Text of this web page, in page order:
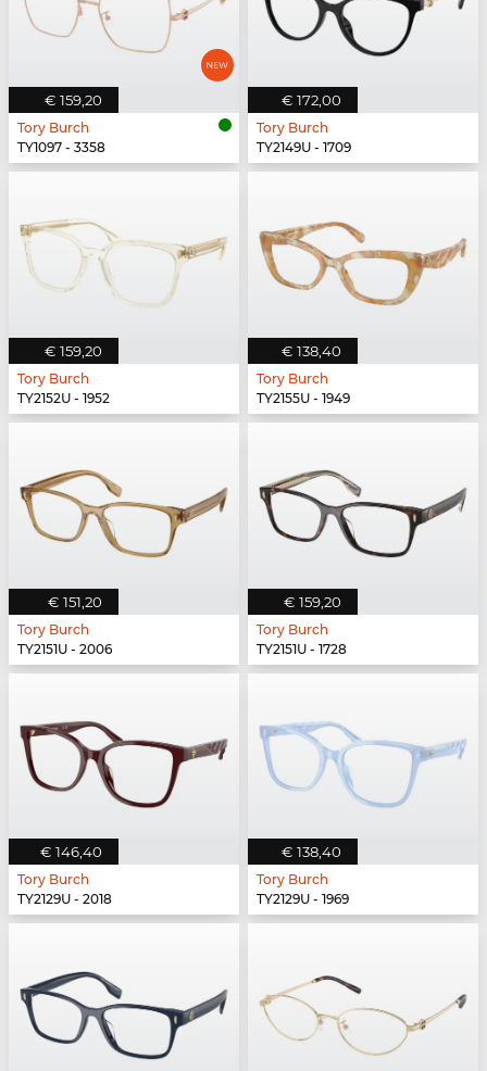
€ 159,20
Tory Burch
TY1097 - 3358
€ 172,00
Tory Burch
TY2149U - 1709
€ 159,20
Tory Burch
TY2152U - 1952
€ 138,40
Tory Burch
TY2155U - 1949
€ 151,20
Tory Burch
TY2151U - 2006
€ 159,20
Tory Burch
TY2151U - 1728
€ 146,40
Tory Burch
TY2129U - 2018
€ 138,40
Tory Burch
TY2129U - 1969